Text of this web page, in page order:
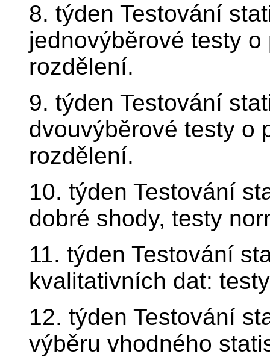
8. týden Testování
jednovýběrové testy
rozdělení.
9. týden Testování
dvouvýběrové testy o
rozdělení.
10. týden Testování
dobré shody, testy
11. týden Testování
kvalitativních dat:
12. týden Testování
výběru vhodného